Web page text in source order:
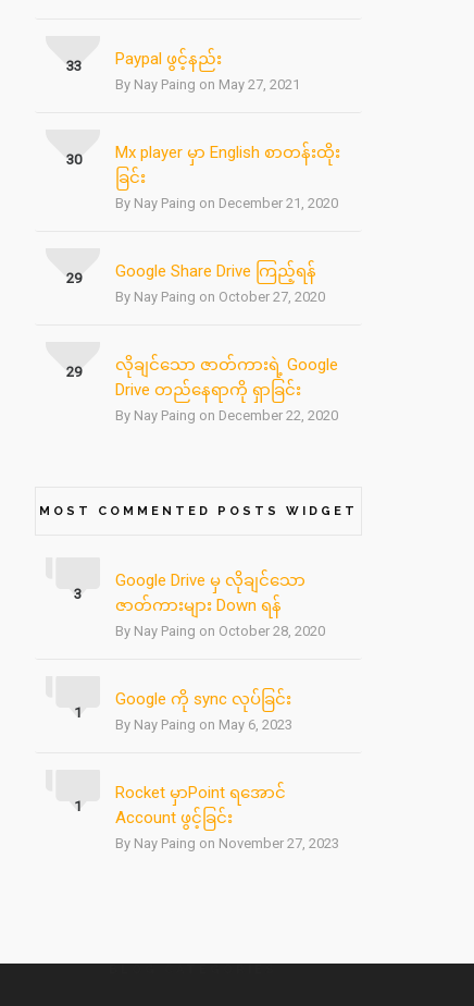
Paypal ဖွင့်နည်း
By Nay Paing on May 27, 2021
33
Mx player မှာ English စာတန်းထိုး
ခြင်း
By Nay Paing on December 21, 2020
30
Google Share Drive ကြည့်ရန်
By Nay Paing on October 27, 2020
29
လိုချင်သော ဇာတ်ကားရဲ့ Google
Drive တည်နေရာကို ရှာခြင်း
By Nay Paing on December 22, 2020
29
MOST COMMENTED POSTS WIDGET
Google Drive မှ လိုချင်သော
ဇာတ်ကားများ Down ရန်
By Nay Paing on October 28, 2020
3
Google ကို sync လုပ်ခြင်း
By Nay Paing on May 6, 2023
1
Rocket မှာPoint ရအောင်
Account ဖွင့်ခြင်း
By Nay Paing on November 27, 2023
1